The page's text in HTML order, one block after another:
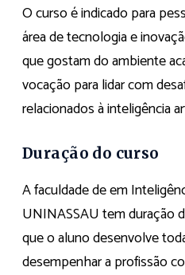
O curso é indicado para
área de tecnologia e
que gostam do ambiente
vocação para lidar com
relacionados à inteligência
Duração do curso
A faculdade de em
UNINASSAU tem duração
que o aluno desenvolve
desempenhar a profissão